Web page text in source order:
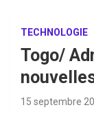
TECHNOLOGIE
Togo/
15 septembre